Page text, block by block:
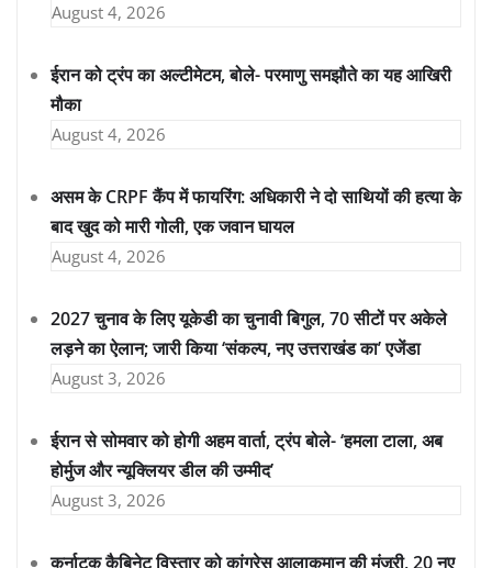
August 4, 2026
ईरान को ट्रंप का अल्टीमेटम, बोले- परमाणु समझौते का यह आखिरी
मौका
August 4, 2026
असम के CRPF कैंप में फायरिंग: अधिकारी ने दो साथियों की हत्या के
बाद खुद को मारी गोली, एक जवान घायल
August 4, 2026
2027 चुनाव के लिए यूकेडी का चुनावी बिगुल, 70 सीटों पर अकेले
लड़ने का ऐलान; जारी किया ‘संकल्प, नए उत्तराखंड का’ एजेंडा
August 3, 2026
ईरान से सोमवार को होगी अहम वार्ता, ट्रंप बोले- ‘हमला टाला, अब
होर्मुज और न्यूक्लियर डील की उम्मीद’
August 3, 2026
कर्नाटक कैबिनेट विस्तार को कांग्रेस आलाकमान की मंजूरी, 20 नए